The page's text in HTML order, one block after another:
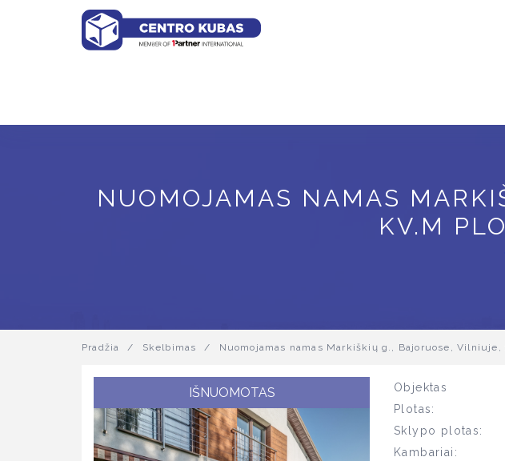
NUOMOJAMAS NAMAS
KV.M
Pradžia / Skelbimas / Nuomojamas namas Markiškių g., Bajoruose, Vilniuje,
IŠNUOMOTAS Objektas
Plotas:
Sklypo plotas:
Kambariai: